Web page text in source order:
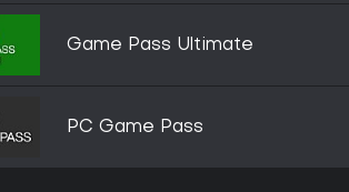
Game Pass Ultimate
PC Game Pass